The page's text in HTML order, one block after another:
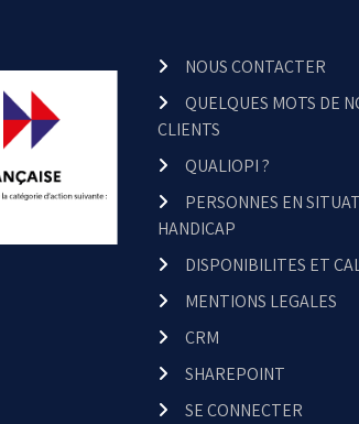
NOUS CONTACTER
QUELQUES MOTS DE
CLIENTS
QUALIOPI ?
PERSONNES EN
HANDICAP
DISPONIBILITES ET
MENTIONS LEGALES
CRM
SHAREPOINT
SE CONNECTER